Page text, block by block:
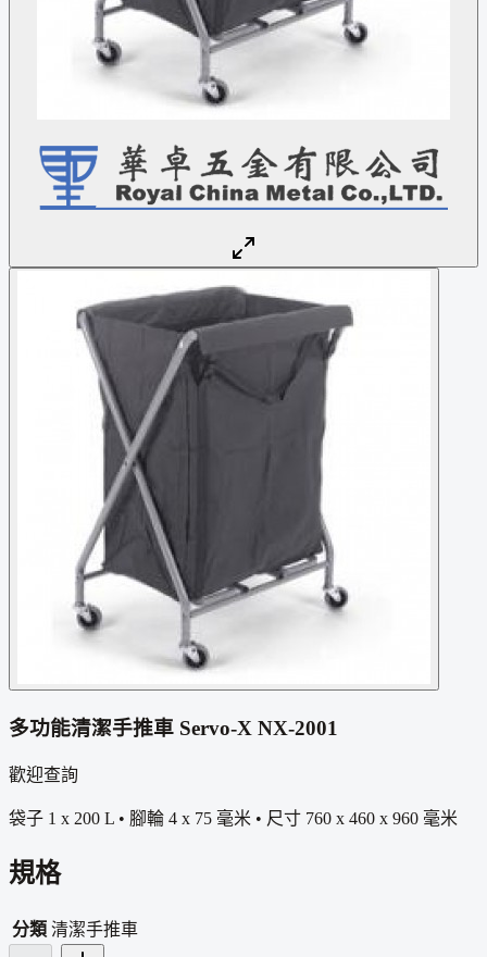
多功能清潔手推車 Servo-X NX-2001
歡迎查詢
袋子 1 x 200 L • 腳輪 4 x 75 毫米 • 尺寸 760 x 460 x 960 毫米
規格
分類 清潔手推車